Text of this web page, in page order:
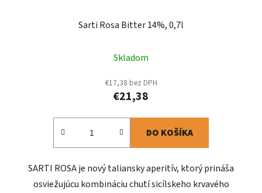
Sarti Rosa Bitter 14%, 0,7l
Skladom
€17,38 bez DPH
€21,38
DO KOŠÍKA
SARTI ROSA je nový taliansky aperitív, ktorý prináša
osviežujúcu kombináciu chutí sicílskeho krvavého